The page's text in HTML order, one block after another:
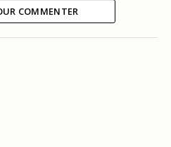
COMMENTER